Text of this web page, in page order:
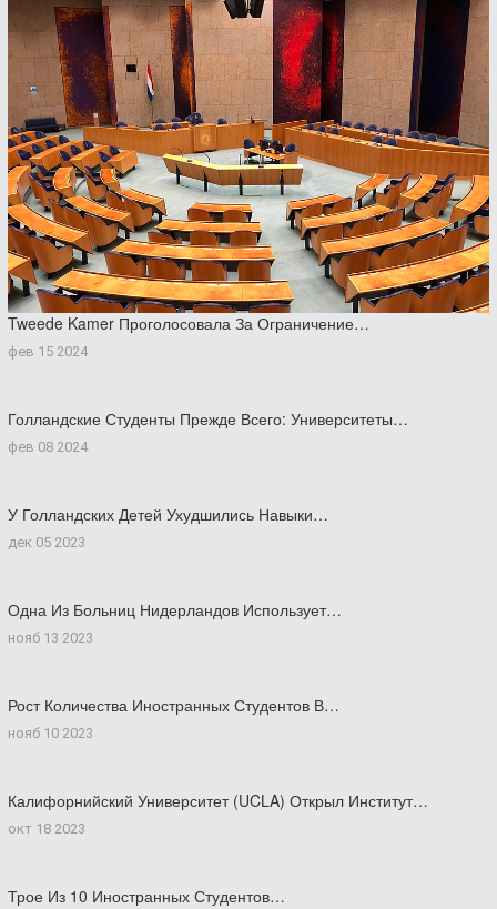
Tweede Kamer Проголосовала За Ограничение…
фев 15 2024
Голландские Студенты Прежде Всего: Университеты…
фев 08 2024
У Голландских Детей Ухудшились Навыки…
дек 05 2023
Одна Из Больниц Нидерландов Использует…
нояб 13 2023
Рост Количества Иностранных Студентов В…
нояб 10 2023
Калифорнийский Университет (UCLA) Открыл Институт…
окт 18 2023
Трое Из 10 Иностранных Студентов…